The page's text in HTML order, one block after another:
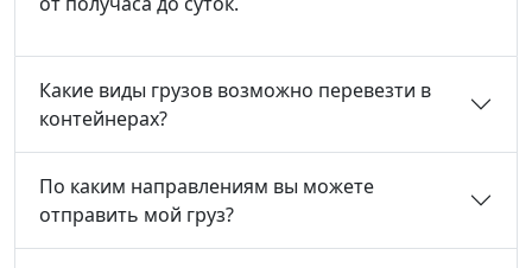
Какие виды грузов возможно перевезти в
контейнерах?
По каким направлениям вы можете
отправить мой груз?